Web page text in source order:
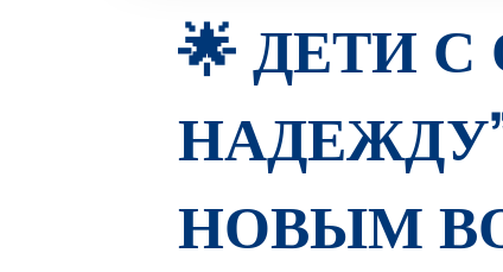
🌟 ДЕТИ
НОВЫМ